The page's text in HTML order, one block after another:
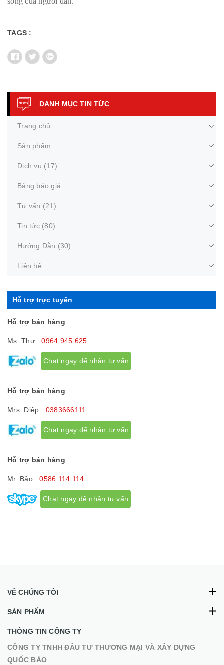
TAGS :
DANH MỤC TIN TỨC
Trang chủ
Sản phẩm
Dịch vụ (17)
Bảng báo giá
Tư vấn (21)
Tin tức (80)
Hướng Dẫn (30)
Liên hệ
Hỗ trợ trực tuyến
Hỗ trợ bán hàng
Ms. Thư : 0964.945.625
Chat ngay để nhận tư vấn
Hỗ trợ bán hàng
Mrs. Diệp : 0383666111
Chat ngay để nhận tư vấn
Hỗ trợ bán hàng
Mr. Bảo : 0586.114.114
Chat ngay để nhận tư vấn
VỀ CHÚNG TÔI
SẢN PHẨM
THÔNG TIN CÔNG TY
CÔNG TY TNHH ĐẦU TƯ THƯƠNG MẠI VÀ XÂY DỰNG
QUỐC BẢO